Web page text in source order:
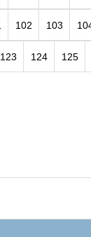
102 103
123 124 125